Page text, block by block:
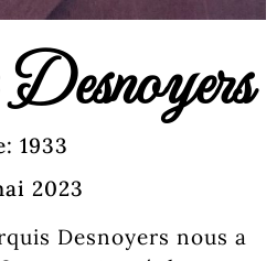
1933
2023
Desnoyers nous a